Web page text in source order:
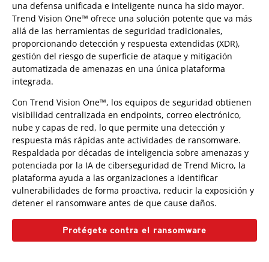
una defensa unificada e inteligente nunca ha sido mayor.
Trend Vision One™ ofrece una solución potente que va más
allá de las herramientas de seguridad tradicionales,
proporcionando detección y respuesta extendidas (XDR),
gestión del riesgo de superficie de ataque y mitigación
automatizada de amenazas en una única plataforma
integrada.
Con Trend Vision One™, los equipos de seguridad obtienen
visibilidad centralizada en endpoints, correo electrónico,
nube y capas de red, lo que permite una detección y
respuesta más rápidas ante actividades de ransomware.
Respaldada por décadas de inteligencia sobre amenazas y
potenciada por la IA de ciberseguridad de Trend Micro, la
plataforma ayuda a las organizaciones a identificar
vulnerabilidades de forma proactiva, reducir la exposición y
detener el ransomware antes de que cause daños.
Protégete contra el ransomware